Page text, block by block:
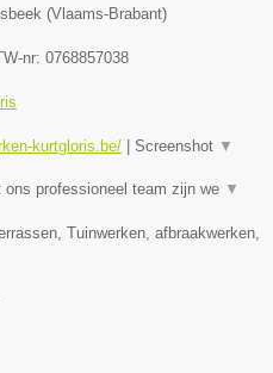
(Vlaams-Brabant)
nr: 0768857038
kurtgloris.be/ Screenshot ▼
ons professioneel team zijn we ▼
Tuinwerken, afbraakwerken,